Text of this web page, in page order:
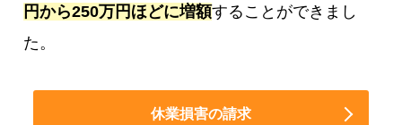
円から250万円ほどに増額することができまし
た。
休業損害の請求